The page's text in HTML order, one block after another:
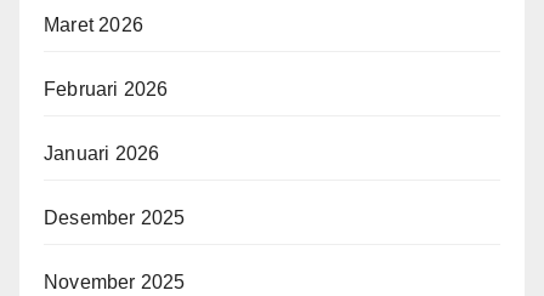
Maret 2026
Februari 2026
Januari 2026
Desember 2025
November 2025